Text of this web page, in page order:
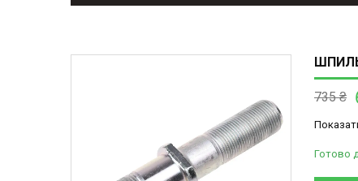
735 ₴
Готово